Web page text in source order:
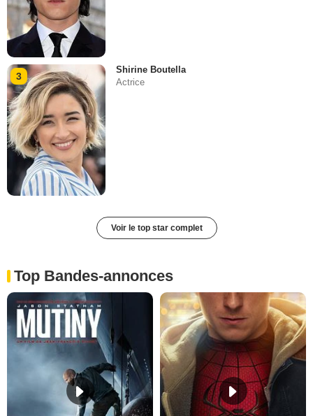
3
Shirine Boutella
Actrice
Voir le top star complet
Top Bandes-annonces